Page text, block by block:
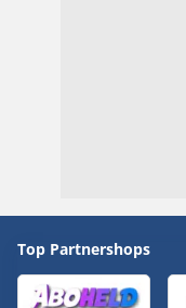
Top Partnershops